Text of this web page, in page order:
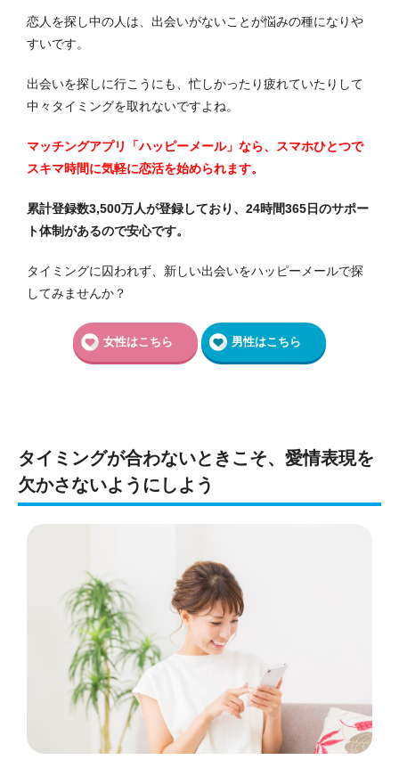
恋人を探し中の人は、出会いがないことが悩みの種になりや
すいです。
出会いを探しに行こうにも、忙しかったり疲れていたりして
中々タイミングを取れないですよね。
マッチングアプリ「ハッピーメール」なら、スマホひとつで
スキマ時間に気軽に恋活を始められます。
累計登録数3,500万人が登録しており、24時間365日のサポー
ト体制があるので安心です。
タイミングに囚われず、新しい出会いをハッピーメールで探
してみませんか？
女性はこちら 男性はこちら
タイミングが合わないときこそ、愛情表現を
欠かさないようにしよう